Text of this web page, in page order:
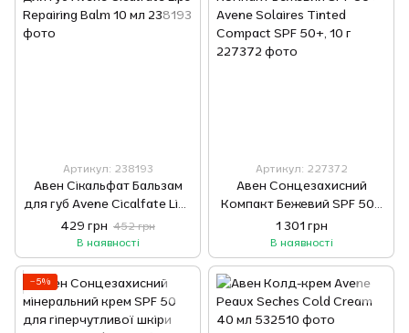
Артикул: 238193
Авен Сікальфат Бальзам
для губ Avene Cicalfate Lips
Repairing Balm 10 мл
429 грн 452 грн
В наявності
Артикул: 227372
Авен Сонцезахисний
Компакт Бежевий SPF 50+
Avene Solaires Tinted
Compact SPF 50+, 10 г
1 301 грн
В наявності
−5%